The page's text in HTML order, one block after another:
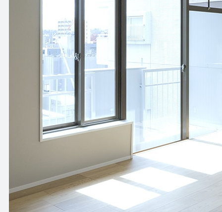
HOW TO USE
使い方
APARTMENT
アパートメント